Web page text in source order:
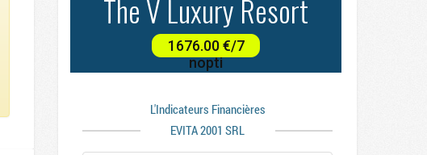
L'indicateurs Financières
EVITA 2001 SRL